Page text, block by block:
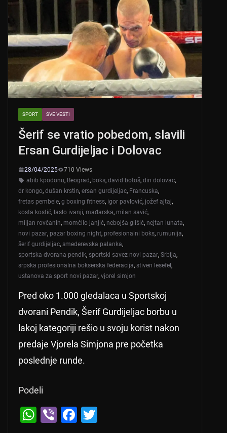
SPORT SVE VESTI
Šerif se vratio pobedom, slavili
Ersan Gurdijeljac i Dolovac
28/04/2025
710 Views
abib kpodonu, Beograd, boks, david botoš, din dolovac,
dr kongo, dušan krstin, ersan gurdijeljac, Francuska,
fretas pembele, g boxing fitness, igor pavlović, jožef ajtaj,
kosta kostić, laslo ivanji, mađarska, milan savić,
miljan rovčanin, momčilo janjić, nebojša glišić, nejtan lunata,
novi pazar, pazar boxing night, profesionalni boks, rumunija,
šerif gurdijeljac, smederevska palanka,
sportska dvorana pendik, sportski savez novi pazar, Srbija,
srpska profesionalna bokserska federacija, stiven lesefel,
ustanova za sport novi pazar, vjorel simjon
Pred oko 1.000 gledalaca u Sportskoj
dvorani Pendik, Šerif Gurdijeljac borbu u
lakoj kategoriji rešio u svoju korist nakon
predaje Vjorela Simjona pre početka
poslednje runde.
Podeli
W Vi F